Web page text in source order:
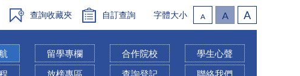
查詢收藏夾 自訂查詢 字體大小 A A A
留學專欄 合作院校
學生心聲
放榜專區 查詢登記 聯絡我們